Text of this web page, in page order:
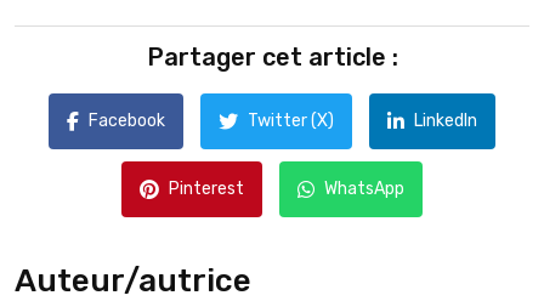
Partager cet article :
Facebook Twitter (X) LinkedIn
Pinterest WhatsApp
Auteur/autrice